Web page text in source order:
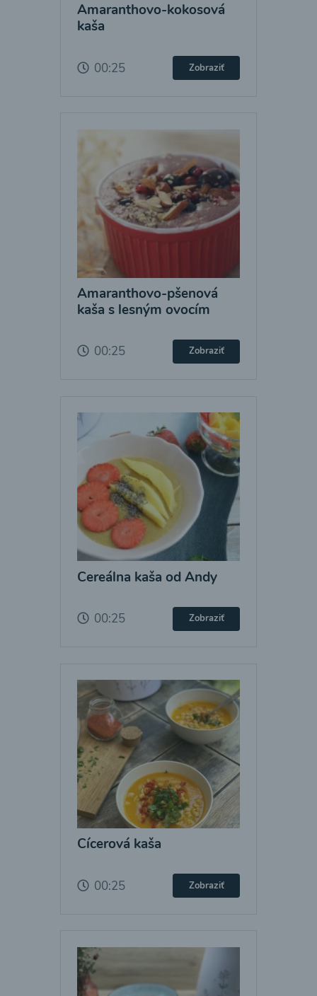
Amaranthovo-kokosová
kaša
00:25 Zobraziť
Amaranthovo-pšenová
kaša s lesným ovocím
00:25 Zobraziť
Cereálna kaša od Andy
00:25 Zobraziť
Cícerová kaša
00:25 Zobraziť